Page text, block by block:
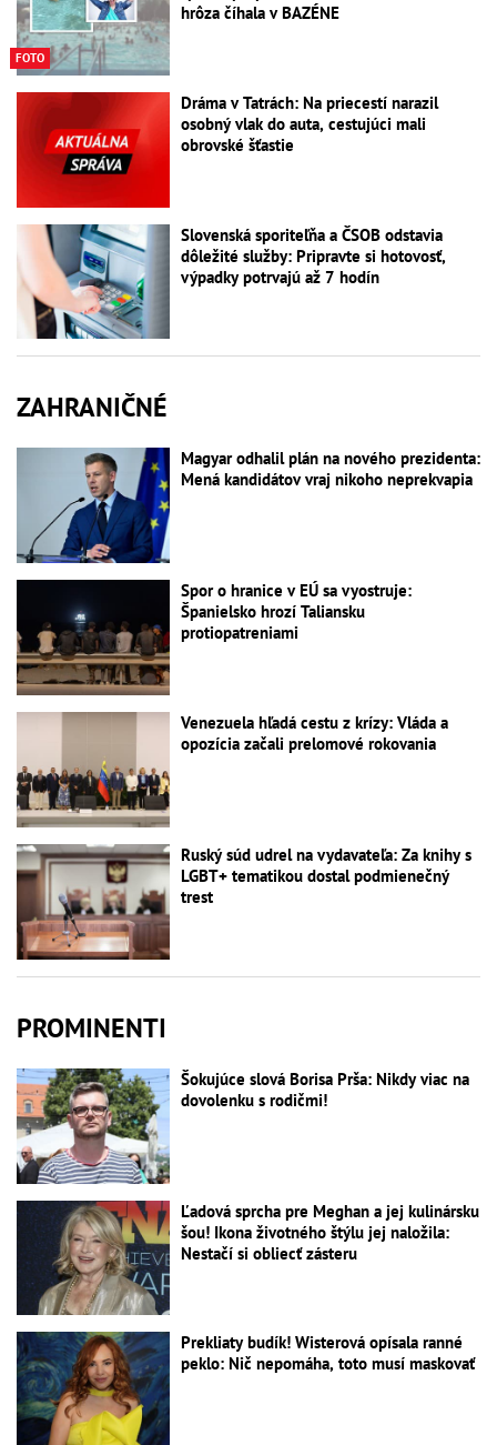
FOTO
hrôza číhala v BAZÉNE
Dráma v Tatrách: Na priecestí narazil
osobný vlak do auta, cestujúci mali
obrovské šťastie
Slovenská sporiteľňa a ČSOB odstavia
dôležité služby: Pripravte si hotovosť,
výpadky potrvajú až 7 hodín
ZAHRANIČNÉ
Magyar odhalil plán na nového prezidenta:
Mená kandidátov vraj nikoho neprekvapia
Spor o hranice v EÚ sa vyostruje:
Španielsko hrozí Taliansku
protiopatreniami
Venezuela hľadá cestu z krízy: Vláda a
opozícia začali prelomové rokovania
Ruský súd udrel na vydavateľa: Za knihy s
LGBT+ tematikou dostal podmienečný
trest
PROMINENTI
Šokujúce slová Borisa Prša: Nikdy viac na
dovolenku s rodičmi!
Ľadová sprcha pre Meghan a jej kulinársku
šou! Ikona životného štýlu jej naložila:
Nestačí si obliecť zásteru
Prekliaty budík! Wisterová opísala ranné
peklo: Nič nepomáha, toto musí maskovať